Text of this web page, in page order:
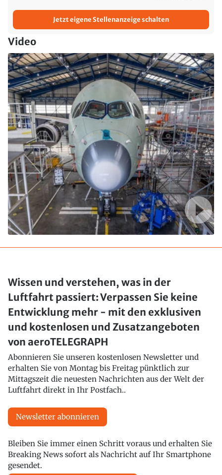
Jetzt eigene Stellenanzeige schalten
Video
Wissen und verstehen, was in der
Luftfahrt passiert: Verpassen Sie keine
Entwicklung mehr - mit den exklusiven
und kostenlosen und Zusatzangeboten
von aeroTELEGRAPH
Abonnieren Sie unseren kostenlosen Newsletter und
erhalten Sie von Montag bis Freitag pünktlich zur
Mittagszeit die neuesten Nachrichten aus der Welt der
Luftfahrt direkt in Ihr Postfach..
Newsletter abonnieren
Bleiben Sie immer einen Schritt voraus und erhalten Sie
Breaking News sofort als Nachricht auf Ihr Smartphone
gesendet.